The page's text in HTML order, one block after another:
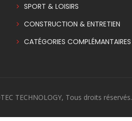
SPORT & LOISIRS
CONSTRUCTION & ENTRETIEN
CATÉGORIES COMPLÉMANTAIRES
TECHNOLOGY, Tous droits réservés.